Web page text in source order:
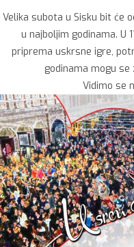
Velika subota u Sisku bit će
u najboljim godinama. U
priprema uskrsne igre,
godinama mogu
Vidimo se